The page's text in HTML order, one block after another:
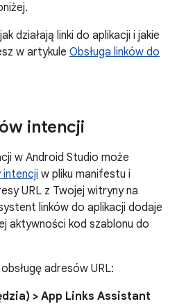
działają linki do aplikacji i jakie
w artykule Obsługa linków do
intencji
w Android Studio może
w pliku manifestu i
URL z Twojej witryny na
linków do aplikacji dodaje
aktywności kod szablonu do
adresów URL:
> App Links Assistant